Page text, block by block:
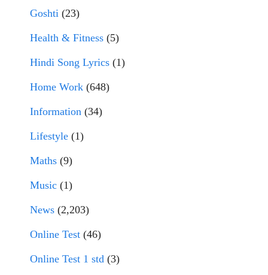
Goshti (23)
Health & Fitness (5)
Hindi Song Lyrics (1)
Home Work (648)
Information (34)
Lifestyle (1)
Maths (9)
Music (1)
News (2,203)
Online Test (46)
Online Test 1 std (3)